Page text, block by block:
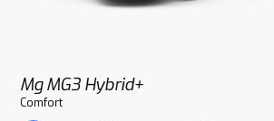
Mg MG3 Hybrid+
Comfort